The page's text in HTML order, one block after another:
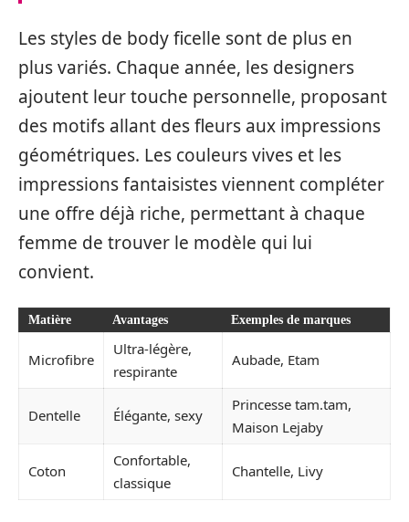
Les styles de body ficelle sont de plus en
plus variés. Chaque année, les designers
ajoutent leur touche personnelle, proposant
des motifs allant des fleurs aux impressions
géométriques. Les couleurs vives et les
impressions fantaisistes viennent compléter
une offre déjà riche, permettant à chaque
femme de trouver le modèle qui lui
convient.
Matière Avantages Exemples de marques
Microfibre
Ultra-légère,
respirante
Aubade, Etam
Dentelle Élégante, sexy
Princesse tam.tam,
Maison Lejaby
Coton
Confortable,
classique
Chantelle, Livy